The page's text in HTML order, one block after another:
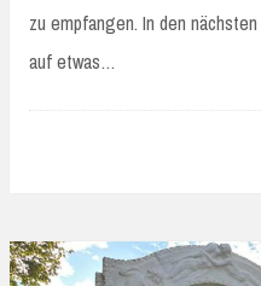
zu empfangen. In den
auf etwas…